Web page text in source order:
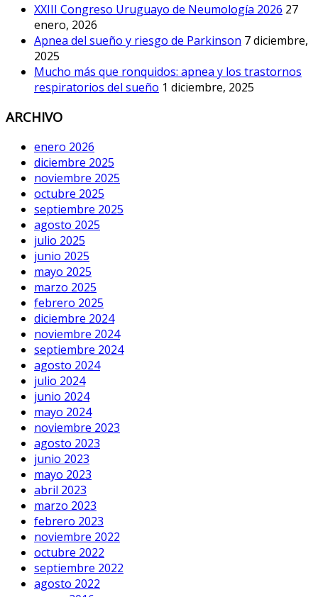
XXIII Congreso Uruguayo de Neumología 2026 27
enero, 2026
Apnea del sueño y riesgo de Parkinson 7 diciembre,
2025
Mucho más que ronquidos: apnea y los trastornos
respiratorios del sueño 1 diciembre, 2025
ARCHIVO
enero 2026
diciembre 2025
noviembre 2025
octubre 2025
septiembre 2025
agosto 2025
julio 2025
junio 2025
mayo 2025
marzo 2025
febrero 2025
diciembre 2024
noviembre 2024
septiembre 2024
agosto 2024
julio 2024
junio 2024
mayo 2024
noviembre 2023
agosto 2023
junio 2023
mayo 2023
abril 2023
marzo 2023
febrero 2023
noviembre 2022
octubre 2022
septiembre 2022
agosto 2022